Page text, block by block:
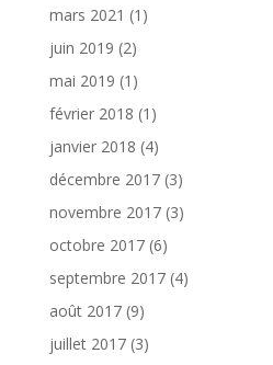
mars 2021 (1)
juin 2019 (2)
mai 2019 (1)
février 2018 (1)
janvier 2018 (4)
décembre 2017(3)
novembre 2017(3)
octobre 2017(6)
septembre 2017(4)
août 2017(9)
juillet 2017(3)